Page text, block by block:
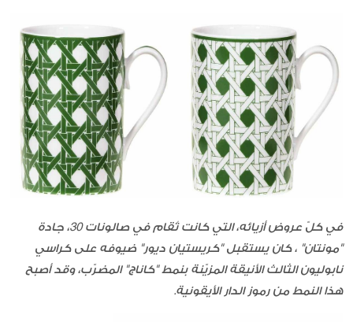
في كلّ عروض أزيائه، التي كانت تُقام في صالونات 30، جادة
"مونتان" ، كان يستقبل "كريستيان ديور" ضيوفه على كراسي
نابوليون الثالث الأنيقة المزيّنة بنمط "كاناج" المضرّب، وقد أصبح
هذا النمط من رموز الدار الأيقونية.